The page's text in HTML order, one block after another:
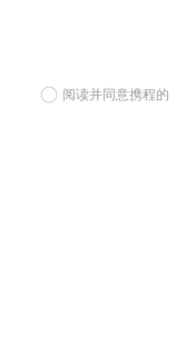
阅读并同意携程的